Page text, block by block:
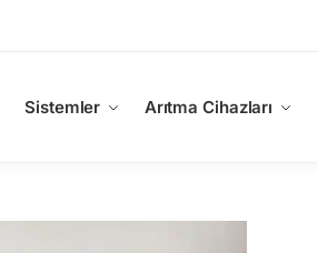
Sistemler Arıtma Cihazları